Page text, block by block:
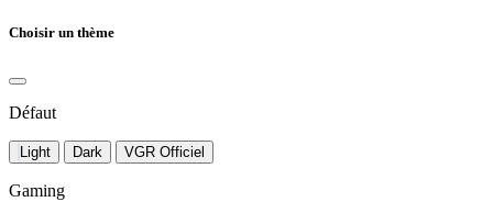
Choisir un thème
Défaut
Light Dark VGR Officiel
Gaming